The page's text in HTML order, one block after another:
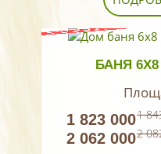
БАНЯ
1 823 0001
2 062 0002